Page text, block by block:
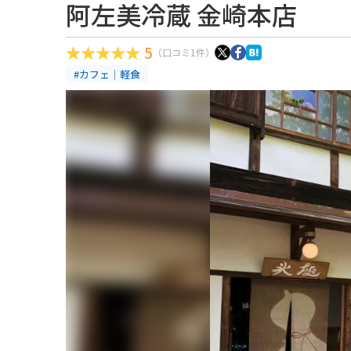
阿左美冷蔵 金崎本店
5 （口コミ1件）
#カフェ｜軽食